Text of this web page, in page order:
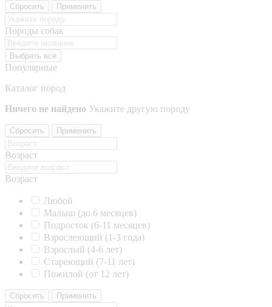
Сбросить Применить
Породы собак
Выбрать все
Популярные
Каталог пород
Ничего не найдено Укажите другую породу
Сбросить Применить
Возраст
Возраст
Любой
Малыш (до 6 месяцев)
Подросток (6-11 месяцев)
Взрослеющий (1-3 года)
Взрослый (4-6 лет)
Стареющий (7-11 лет)
Пожилой (от 12 лет)
Сбросить Применить